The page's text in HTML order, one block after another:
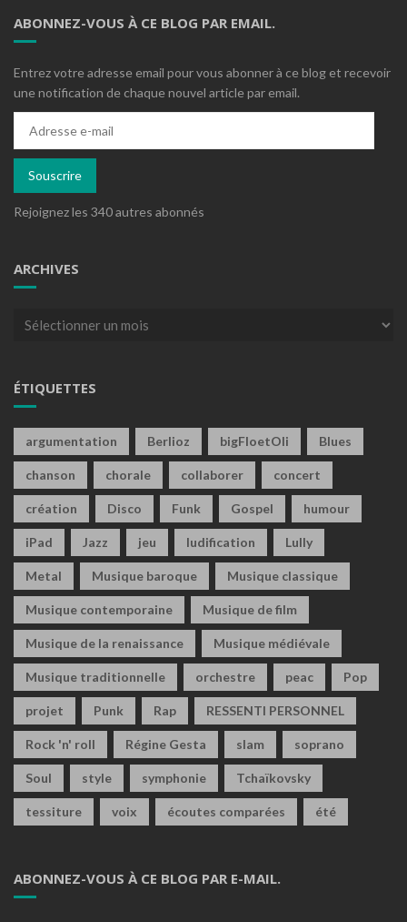
ABONNEZ-VOUS À CE BLOG PAR EMAIL.
Entrez votre adresse email pour vous abonner à ce blog et recevoir
une notification de chaque nouvel article par email.
mail
Souscrire
Rejoignez les 340 autres abonnés
ARCHIVES
Archives
ÉTIQUETTES
argumentation Berlioz bigFloetOli Blues
chanson chorale collaborer concert
création Disco Funk Gospel humour
iPad Jazz jeu ludification Lully
Metal Musique baroque Musique classique
Musique contemporaine Musique de film
Musique de la renaissance Musique médiévale
Musique traditionnelle orchestre peac Pop
projet Punk Rap RESSENTI PERSONNEL
Rock 'n' roll Régine Gesta slam soprano
Soul style symphonie Tchaïkovsky
tessiture voix écoutes comparées été
ABONNEZ-VOUS À CE BLOG PAR E-MAIL.